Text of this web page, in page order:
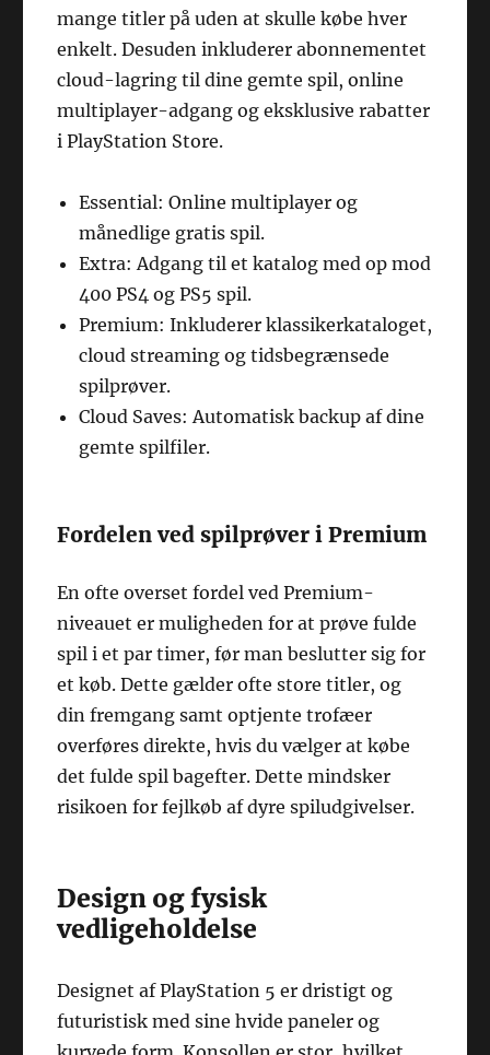
mange titler på uden at skulle købe hver
enkelt. Desuden inkluderer abonnementet
cloud-lagring til dine gemte spil, online
multiplayer-adgang og eksklusive rabatter
i PlayStation Store.
Essential: Online multiplayer og
månedlige gratis spil.
Extra: Adgang til et katalog med op mod
400 PS4 og PS5 spil.
Premium: Inkluderer klassikerkataloget,
cloud streaming og tidsbegrænsede
spilprøver.
Cloud Saves: Automatisk backup af dine
gemte spilfiler.
Fordelen ved spilprøver i Premium
En ofte overset fordel ved Premium-
niveauet er muligheden for at prøve fulde
spil i et par timer, før man beslutter sig for
et køb. Dette gælder ofte store titler, og
din fremgang samt optjente trofæer
overføres direkte, hvis du vælger at købe
det fulde spil bagefter. Dette mindsker
risikoen for fejlkøb af dyre spiludgivelser.
Design og fysisk
vedligeholdelse
Designet af PlayStation 5 er dristigt og
futuristisk med sine hvide paneler og